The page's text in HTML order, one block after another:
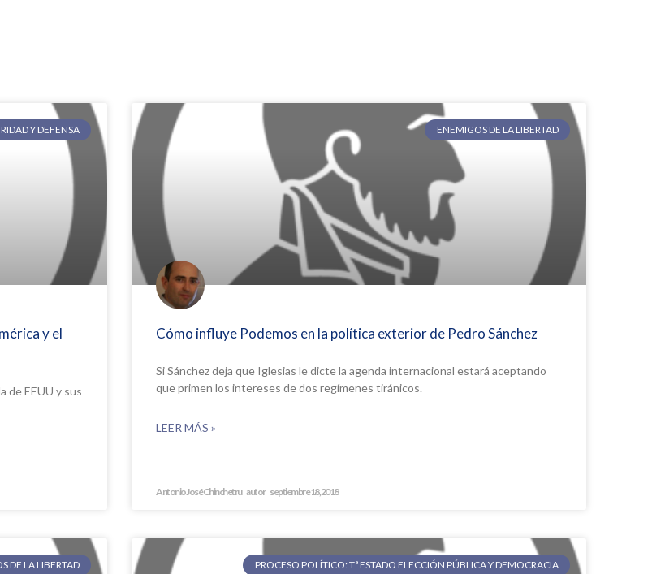
Y DEFENSA
y el
de EEUU y sus
ENEMIGOS DE LA LIBERTAD
Cómo influye Podemos en la política exterior de Pedro Sánchez
Si Sánchez deja que Iglesias le dicte la agenda internacional estará aceptando
que primen los intereses de dos regímenes tiránicos.
LEER MÁS »
Antonio José Chinchetru septiembre 18, 2018
DE LA LIBERTAD PROCESO POLÍTICO: Tª ESTADO ELECCIÓN PÚBLICA Y DEMOCRACIA